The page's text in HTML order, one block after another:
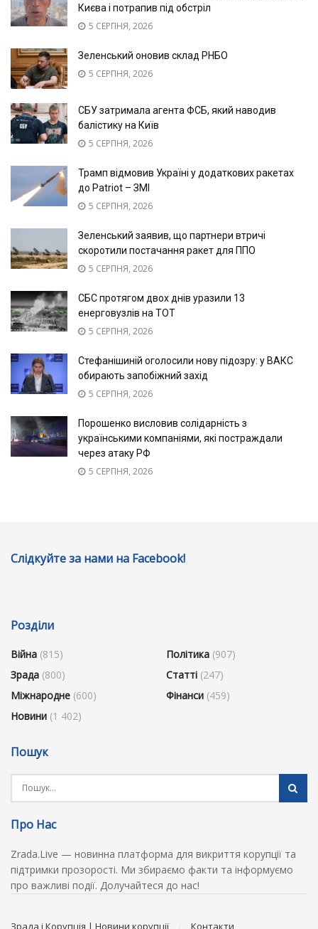
Києва і потрапив під обстріл
5 СЕРПНЯ, 2026
Зеленський оновив склад РНБО
5 СЕРПНЯ, 2026
СБУ затримала агента ФСБ, який наводив
балістику на Київ
5 СЕРПНЯ, 2026
Трамп відмовив Україні у додаткових ракетах
до Patriot – ЗМІ
5 СЕРПНЯ, 2026
Зеленський заявив, що партнери втричі
скоротили постачання ракет для ППО
5 СЕРПНЯ, 2026
СБС протягом двох днів уразили 13
енерговузлів на ТОТ
5 СЕРПНЯ, 2026
Стефанішиній оголосили нову підозру: у ВАКС
обирають запобіжний захід
5 СЕРПНЯ, 2026
Порошенко висловив солідарність з
українськими компаніями, які постраждали
через атаку РФ
5 СЕРПНЯ, 2026
Слідкуйте за нами на Facebook!
Розділи
Війна (815)
Зрада (800)
Міжнародне (600)
Новини (1 402)
Політика (907)
Статті (247)
Фінанси (459)
Пошук
Про Нас
Zrada.Live — новинна платформа для викриття корупції та
підтримки прозорості. Ми збираємо факти та інформуємо
про важливі події. Долучайтеся до нас!
Зрада і Корупція | Новини корупції Контакти